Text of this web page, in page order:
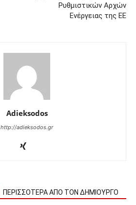
Ρυθμιστικών Αρχών
Ενέργειας της ΕΕ
Adieksodos
http://adieksodos.gr
ΠΕΡΙΣΣΟΤΕΡΑ ΑΠΟ ΤΟΝ ΔΗΜΙΟΥΡΓΟ